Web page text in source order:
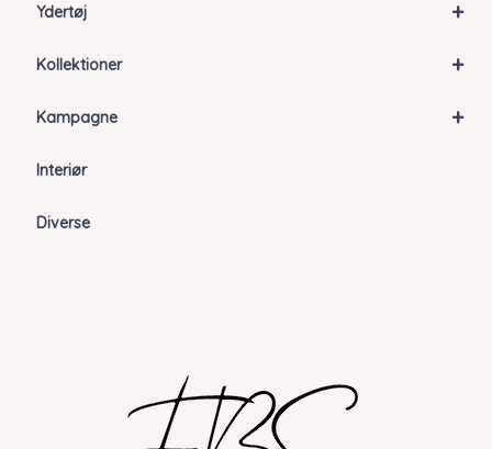
+
Ydertøj
+
Kollektioner
+
Kampagne
Interiør
Diverse